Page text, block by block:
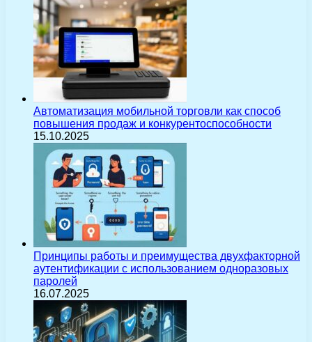
Автоматизация мобильной торговли как способ
повышения продаж и конкурентоспособности
15.10.2025
Принципы работы и преимущества двухфакторной
аутентификации с использованием одноразовых
паролей
16.07.2025